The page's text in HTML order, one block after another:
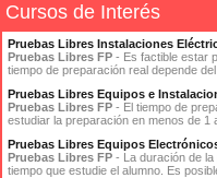
Cursos de Interés
Pruebas Libres Instalaciones
Pruebas Libres FP - Es factible estar
tiempo de preparación real depende
Pruebas Libres Equipos e
Pruebas Libres FP - El tiempo de
estudiar la preparación en menos de 1
Pruebas Libres Equipos
Pruebas Libres FP - La duración de
tiempo que estudie el alumno. Es